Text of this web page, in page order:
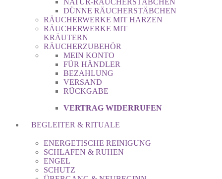
NATUR-RÄUCHERSTÄBCHEN
DÜNNE RÄUCHERSTÄBCHEN
RÄUCHERWERKE MIT HARZEN
RÄUCHERWERKE MIT
KRÄUTERN
RÄUCHERZUBEHÖR
MEIN KONTO
FÜR HÄNDLER
BEZAHLUNG
VERSAND
RÜCKGABE
VERTRAG WIDERRUFEN
BEGLEITER & RITUALE
ENERGETISCHE REINIGUNG
SCHLAFEN & RUHEN
ENGEL
SCHUTZ